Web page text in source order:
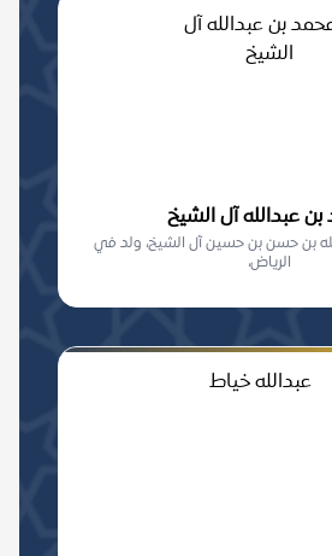
عبدالله آل الشيخ
بن حسن بن حسين آل الشيخ، ولد في
الرياض،